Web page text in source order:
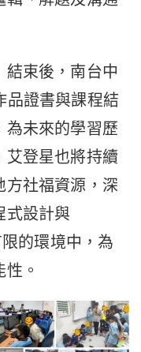
結束後，南台中
品證書與課程結
為未來的學習歷
艾登星也將持續
方社福資源，深
式設計與
的環境中，為
。